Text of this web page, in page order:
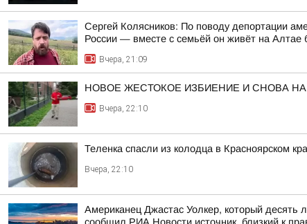
Сергей Колясников: По поводу депортации
России — вместе с семьёй он живёт на Алтае
Вчера, 21:09
НОВОЕ ЖЕСТОКОЕ ИЗБИЕНИЕ И СНОВА
Вчера, 22:10
Теленка спасли из колодца в Красноярском
Вчера, 22:10
Американец Джастас Уолкер, который десять